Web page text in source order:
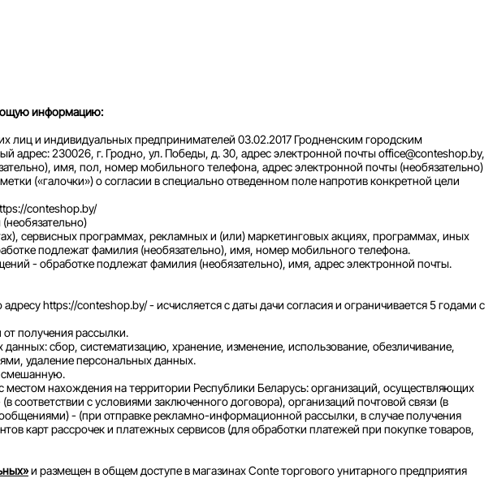
информацию:
лиц и индивидуальных предпринимателей 03.02.2017 Гродненским городским
230026, г. Гродно, ул. Победы, д. 30, адрес электронной почты office@conteshop.by,
имя, пол, номер мобильного телефона, адрес электронной почты (необязательно)
(«галочки») о согласии в специально отведенном поле напротив конкретной цели
conteshop.by/
сервисных программах, рекламных и (или) маркетинговых акциях, программах, иных
подлежат фамилия (необязательно), имя, номер мобильного телефона.
- обработке подлежат фамилия (необязательно), имя, адрес электронной почты.
https://conteshop.by/ - исчисляется с даты дачи согласия и ограничивается 5 годами с
получения рассылки.
сбор, систематизацию, хранение, изменение, использование, обезличивание,
удаление персональных данных.
смешанную.
нахождения на территории Республики Беларусь: организаций, осуществляющих
соответствии с условиями заключенного договора), организаций почтовой связи (в
- (при отправке рекламно-информационной рассылки, в случае получения
карт рассрочек и платежных сервисов (для обработки платежей при покупке товаров,
и размещен в общем доступе в магазинах Conte торгового унитарного предприятия